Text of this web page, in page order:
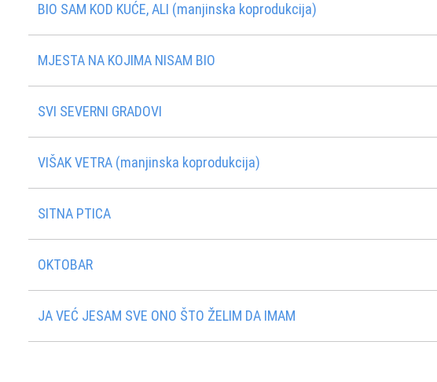
BIO SAM KOD KUĆE, ALI (manjinska koprodukcija)
MJESTA NA KOJIMA NISAM BIO
SVI SEVERNI GRADOVI
VIŠAK VETRA (manjinska koprodukcija)
SITNA PTICA
OKTOBAR
JA VEĆ JESAM SVE ONO ŠTO ŽELIM DA IMAM